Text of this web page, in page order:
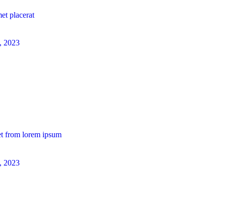
placerat
2023
from lorem ipsum
2023